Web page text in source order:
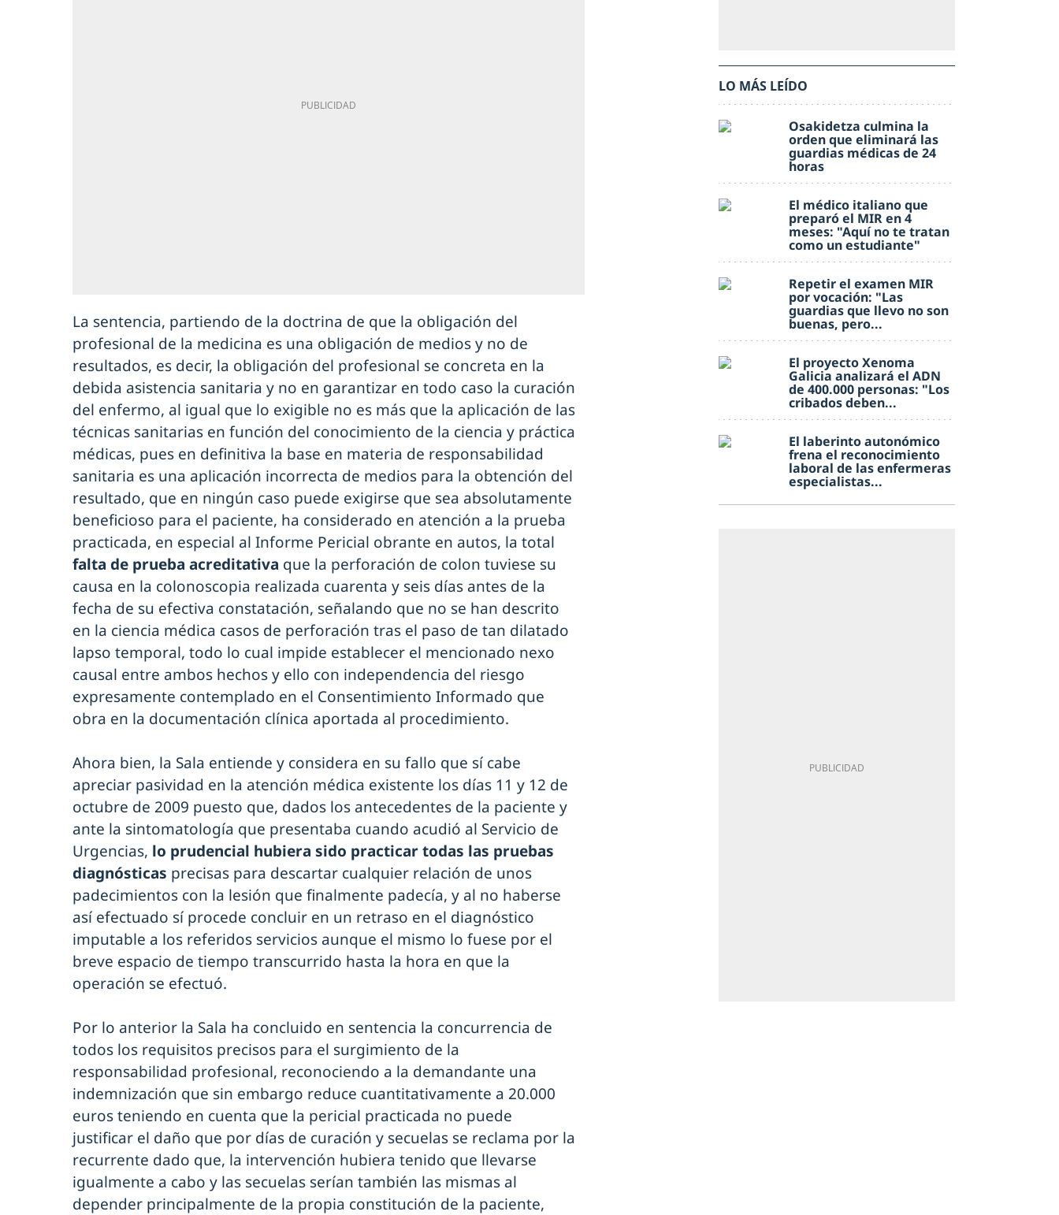
La sentencia, partiendo de la doctrina de que la obligación del
profesional de la medicina es una obligación de medios y no de
resultados, es decir, la obligación del profesional se concreta en la
debida asistencia sanitaria y no en garantizar en todo caso la curación
del enfermo, al igual que lo exigible no es más que la aplicación de las
técnicas sanitarias en función del conocimiento de la ciencia y práctica
médicas, pues en definitiva la base en materia de responsabilidad
sanitaria es una aplicación incorrecta de medios para la obtención del
resultado, que en ningún caso puede exigirse que sea absolutamente
beneficioso para el paciente, ha considerado en atención a la prueba
practicada, en especial al Informe Pericial obrante en autos, la total
falta de prueba acreditativa que la perforación de colon tuviese su
causa en la colonoscopia realizada cuarenta y seis días antes de la
fecha de su efectiva constatación, señalando que no se han descrito
en la ciencia médica casos de perforación tras el paso de tan dilatado
lapso temporal, todo lo cual impide establecer el mencionado nexo
causal entre ambos hechos y ello con independencia del riesgo
expresamente contemplado en el Consentimiento Informado que
obra en la documentación clínica aportada al procedimiento.
Ahora bien, la Sala entiende y considera en su fallo que sí cabe
apreciar pasividad en la atención médica existente los días 11 y 12 de
octubre de 2009 puesto que, dados los antecedentes de la paciente y
ante la sintomatología que presentaba cuando acudió al Servicio de
Urgencias, lo prudencial hubiera sido practicar todas las pruebas
diagnósticas precisas para descartar cualquier relación de unos
padecimientos con la lesión que finalmente padecía, y al no haberse
así efectuado sí procede concluir en un retraso en el diagnóstico
imputable a los referidos servicios aunque el mismo lo fuese por el
breve espacio de tiempo transcurrido hasta la hora en que la
operación se efectuó.
Por lo anterior la Sala ha concluido en sentencia la concurrencia de
todos los requisitos precisos para el surgimiento de la
responsabilidad profesional, reconociendo a la demandante una
indemnización que sin embargo reduce cuantitativamente a 20.000
euros teniendo en cuenta que la pericial practicada no puede
justificar el daño que por días de curación y secuelas se reclama por la
recurrente dado que, la intervención hubiera tenido que llevarse
igualmente a cabo y las secuelas serían también las mismas al
depender principalmente de la propia constitución de la paciente,
LO MÁS LEÍDO
Osakidetza culmina la
orden que eliminará las
guardias médicas de 24
horas
El médico italiano que
preparó el MIR en 4
meses: "Aquí no te tratan
como un estudiante"
Repetir el examen MIR
por vocación: "Las
guardias que llevo no son
buenas, pero...
El proyecto Xenoma
Galicia analizará el ADN
de 400.000 personas: "Los
cribados deben...
El laberinto autonómico
frena el reconocimiento
laboral de las enfermeras
especialistas...